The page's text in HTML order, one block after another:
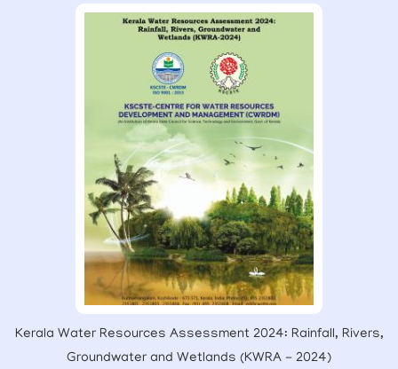
Kerala Water Resources Assessment 2024: Rainfall, Rivers,
Groundwater and Wetlands (KWRA - 2024)